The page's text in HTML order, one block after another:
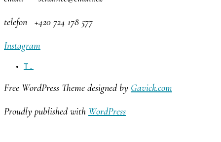
telefon +420 724 178 577
Instagram
T.
Free WordPress Theme designed by Gavick.com
Proudly published with WordPress